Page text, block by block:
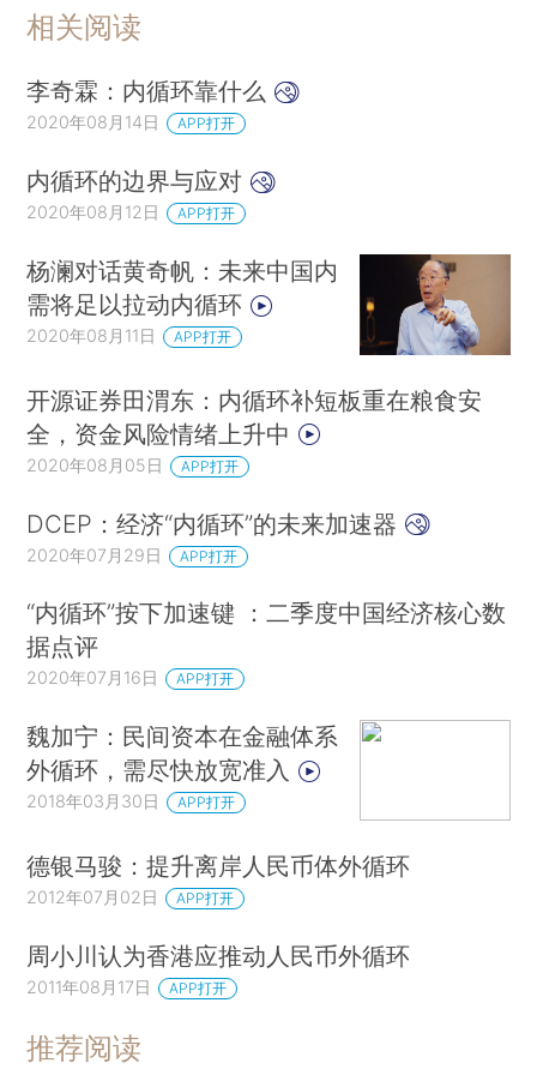
相关阅读
李奇霖：内循环靠什么
2020年08月14日 APP打开
内循环的边界与应对
2020年08月12日 APP打开
杨澜对话黄奇帆：未来中国内
需将足以拉动内循环
2020年08月11日 APP打开
开源证券田渭东：内循环补短板重在粮食安
全，资金风险情绪上升中
2020年08月05日 APP打开
DCEP：经济“内循环”的未来加速器
2020年07月29日 APP打开
“内循环”按下加速键 ：二季度中国经济核心数
据点评
2020年07月16日 APP打开
魏加宁：民间资本在金融体系
外循环，需尽快放宽准入
2018年03月30日 APP打开
德银马骏：提升离岸人民币体外循环
2012年07月02日 APP打开
周小川认为香港应推动人民币外循环
2011年08月17日 APP打开
推荐阅读